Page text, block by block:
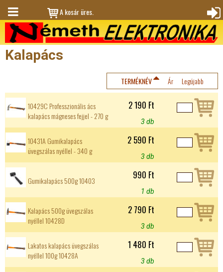
A kosár üres.
Bejele
ntkez
Kalapács
TERMÉKNÉV Ár Legújabb
10429C Professzionális ács
kalapács mágneses fejjel - 270 g
2 190 Ft
3 db
10431A Gumikalapács
üvegszálas nyéllel - 340 g
2 590 Ft
3 db
Gumikalapács 500g 10403 990 Ft
1 db
Kalapács 500g üvegszálas
nyéllel 10428D
2 790 Ft
3 db
Lakatos kalapács üvegszálas
nyéllel 100g 10428A
1 480 Ft
3 db
M
en
ü